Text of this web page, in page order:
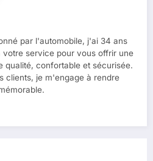
par l'automobile, j'ai 34 ans
votre service pour vous offrir une
qualité, confortable et sécurisée.
clients, je m'engage à rendre